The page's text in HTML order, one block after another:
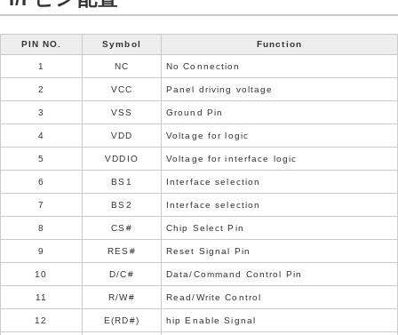
PIN NO. Symbol Function
1 NC No Connection
2 VCC Panel driving voltage
3 VSS Ground Pin
4 VDD Voltage for logic
5 VDDIO Voltage for interface logic
6 BS1 Interface selection
7 BS2 Interface selection
8 CS# Chip Select Pin
9 RES# Reset Signal Pin
10 D/C# Data/Command Control Pin
11 R/W# Read/Write Control
12 E(RD#) hip Enable Signal